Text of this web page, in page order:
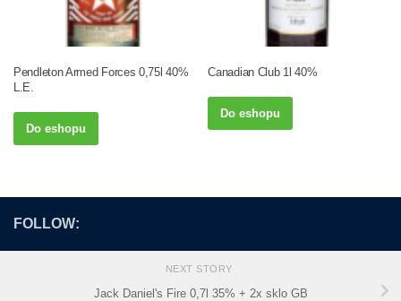
Pendleton Armed Forces 0,75l 40%
L.E.
Do eshopu
Canadian Club 1l 40%
Do eshopu
FOLLOW:
NEXT STORY
Jack Daniel's Fire 0,7l 35% + 2x sklo GB